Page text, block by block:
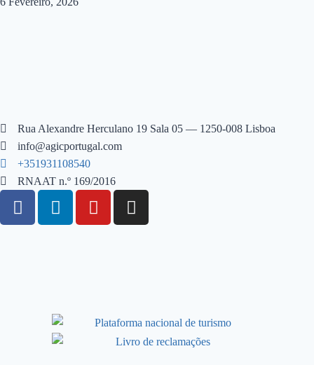
Rua Alexandre Herculano 19 Sala 05 — 1250-008 Lisboa
info@agicportugal.com
+351931108540
RNAAT n.º 169/2016